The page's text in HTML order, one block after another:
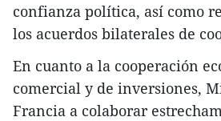
confianza política, así como
los acuerdos bilaterales de
En cuanto a la cooperación
comercial y de inversiones,
Francia a colaborar